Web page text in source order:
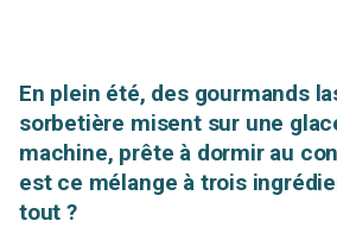
En plein été, des gourmands
sorbetière misent sur une
machine, prête à dormir au
est ce mélange à trois
tout ?